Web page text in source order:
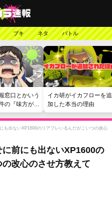
ブキ ネタ バトル
窓口とかいう
の『味方が弱
読まされる苦
イカ研がイカフローを追
加した本当の理由
も出ないXP1600のリアフレいるんだがこいつの改心
前にも出ないXP1600の
改心のさせ方教えて